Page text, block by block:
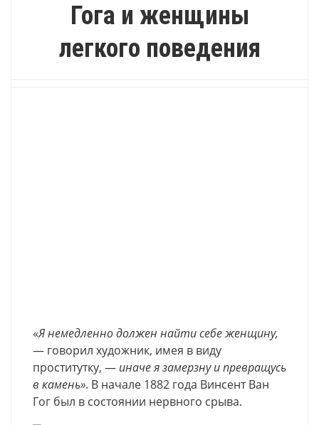
Гога и женщины
легкого поведения
«Янемедленнодолжен найтисебеженщину,
— говорил художник, имея в виду
проститутку, — иначеязамерзну ипревращусь
в камень». В начале 1882 года Винсент Ван
Гог был в состоянии нервного срыва.